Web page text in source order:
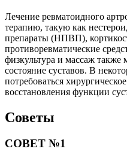
Лечение ревматоидного
терапию, такую как
препараты (НПВП),
противоревматические
физкультура и массаж также
состояние суставов. В
потребоваться
восстановления функции
Советы
СОВЕТ №1